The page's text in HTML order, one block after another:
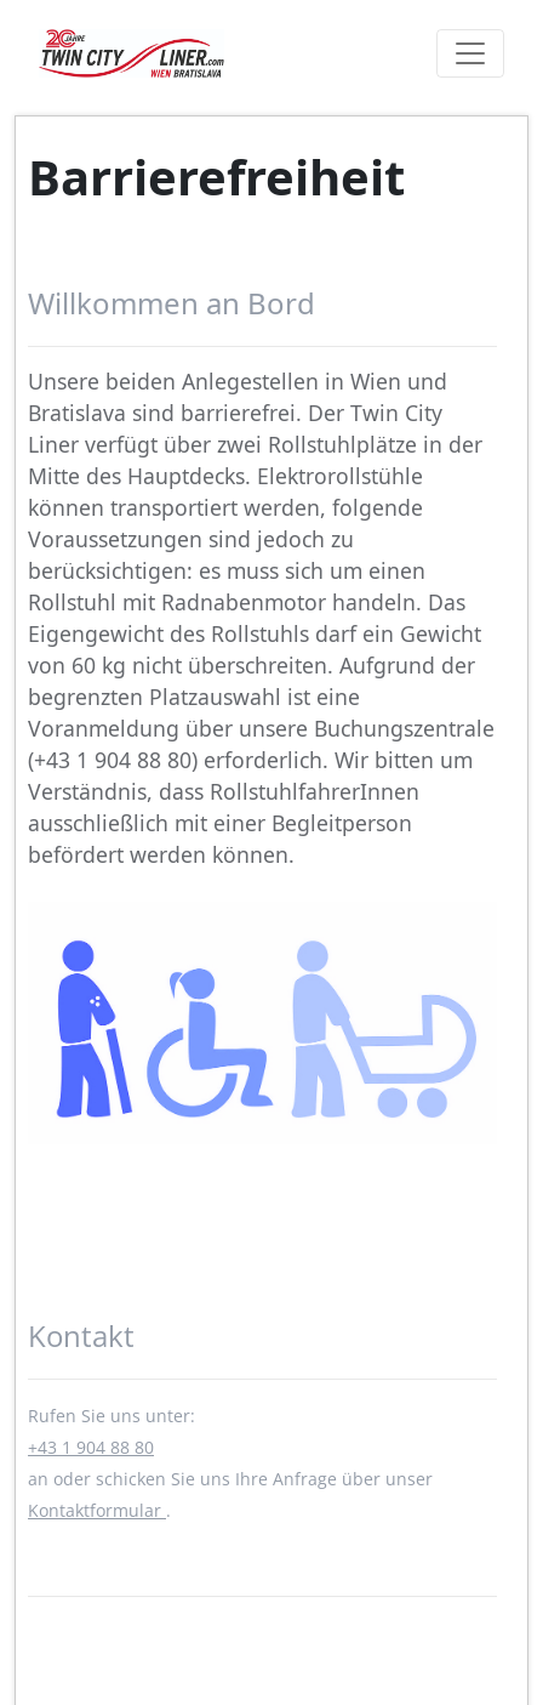
Barrierefreiheit
Willkommen an Bord
Unsere beiden Anlegestellen in Wien und
Bratislava sind barrierefrei. Der Twin City
Liner verfügt über zwei Rollstuhlplätze in der
Mitte des Hauptdecks. Elektrorollstühle
können transportiert werden, folgende
Voraussetzungen sind jedoch zu
berücksichtigen: es muss sich um einen
Rollstuhl mit Radnabenmotor handeln. Das
Eigengewicht des Rollstuhls darf ein Gewicht
von 60 kg nicht überschreiten. Aufgrund der
begrenzten Platzauswahl ist eine
Voranmeldung über unsere Buchungszentrale
(+43 1 904 88 80) erforderlich. Wir bitten um
Verständnis, dass RollstuhlfahrerInnen
ausschließlich mit einer Begleitperson
befördert werden können.
Kontakt
Rufen Sie uns unter:
+43 1 904 88 80
an oder schicken Sie uns Ihre Anfrage über unser
Kontaktformular .